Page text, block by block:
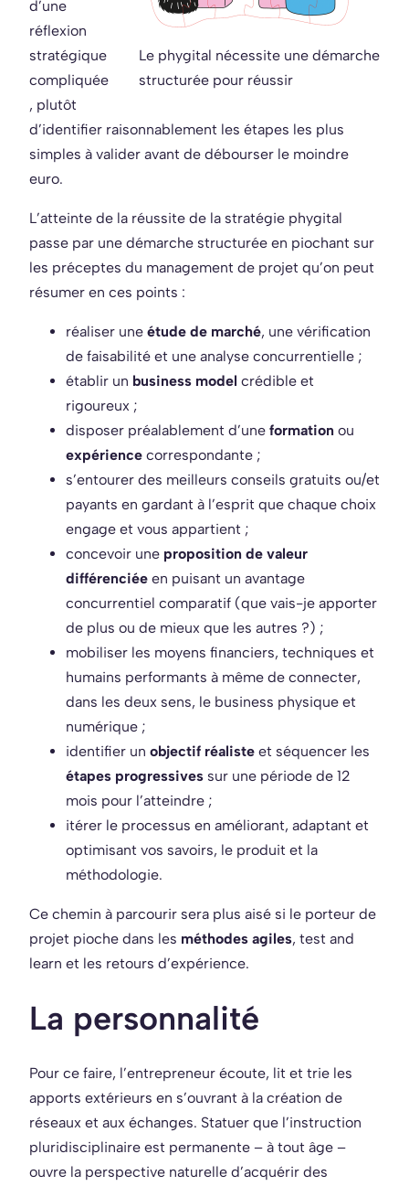
Le phygital nécessite une démarche
structurée pour réussir
d’une
réflexion
stratégique
compliquée
, plutôt
d’identifier raisonnablement les étapes les plus
simples à valider avant de débourser le moindre
euro.
L’atteinte de la réussite de la stratégie phygital
passe par une démarche structurée en piochant sur
les préceptes du management de projet qu’on peut
résumer en ces points :
réaliser une étude de marché, une vérification
de faisabilité et une analyse concurrentielle ;
établir un business model crédible et
rigoureux ;
disposer préalablement d’une formation ou
expérience correspondante ;
s’entourer des meilleurs conseils gratuits ou/et
payants en gardant à l’esprit que chaque choix
engage et vous appartient ;
concevoir une proposition de valeur
différenciée en puisant un avantage
concurrentiel comparatif (que vais-je apporter
de plus ou de mieux que les autres ?) ;
mobiliser les moyens financiers, techniques et
humains performants à même de connecter,
dans les deux sens, le business physique et
numérique ;
identifier un objectif réaliste et séquencer les
étapes progressives sur une période de 12
mois pour l’atteindre ;
itérer le processus en améliorant, adaptant et
optimisant vos savoirs, le produit et la
méthodologie.
Ce chemin à parcourir sera plus aisé si le porteur de
projet pioche dans les méthodes agiles, test and
learn et les retours d’expérience.
La personnalité
Pour ce faire, l’entrepreneur écoute, lit et trie les
apports extérieurs en s’ouvrant à la création de
réseaux et aux échanges. Statuer que l’instruction
pluridisciplinaire est permanente – à tout âge –
ouvre la perspective naturelle d’acquérir des